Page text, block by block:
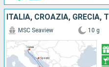
ITALIA, CROAZIA, GRECIA,
MSC Seaview 10 g